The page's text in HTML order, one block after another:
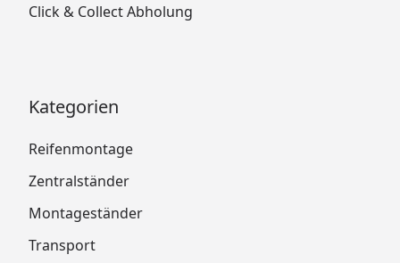
Click & Collect Abholung
Kategorien
Reifenmontage
Zentralständer
Montageständer
Transport